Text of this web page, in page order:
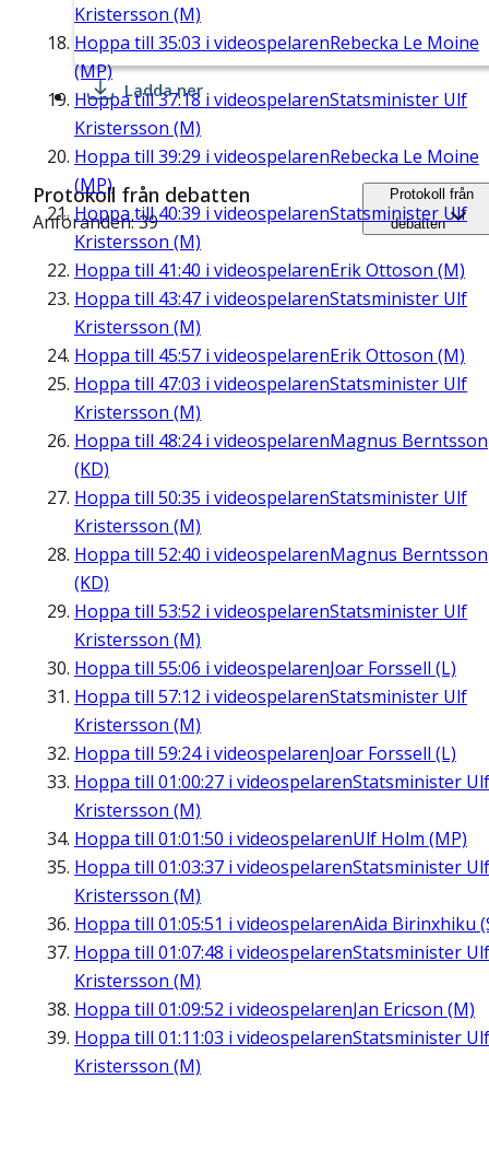
Kristersson (M)
Hoppa till 35:03 i videospelarenRebecka Le Moine
(MP)
Hoppa till37:18 i videospelarenStatsminister Ulf
Kristersson (M)
Hoppa till 39:29 i videospelarenRebecka Le Moine
(MP)
Hoppa till40:39 i videospelarenStatsminister Ulf
Kristersson (M)
Hoppa till 41:40 i videospelarenErik Ottoson (M)
Hoppa till 43:47 i videospelarenStatsminister Ulf
Kristersson (M)
Hoppa till 45:57 i videospelarenErik Ottoson (M)
Hoppa till 47:03 i videospelarenStatsminister Ulf
Kristersson (M)
Hoppa till 48:24i videospelarenMagnus Berntsson
(KD)
Hoppa till 50:35 i videospelarenStatsminister Ulf
Kristersson (M)
Hoppa till 52:40 i videospelarenMagnus Berntsson
(KD)
Hoppa till 53:52 i videospelarenStatsminister Ulf
Kristersson (M)
Hoppa till 55:06 i videospelarenJoar Forssell (L)
Hoppa till 57:12 i videospelarenStatsminister Ulf
Kristersson (M)
Hoppa till 59:24i videospelarenJoar Forssell (L)
Hoppa till 01:00:27 i videospelarenStatsminister Ulf
Kristersson (M)
Hoppa till 01:01:50 i videospelarenUlf Holm (MP)
Hoppa till 01:03:37 i videospelarenStatsminister Ulf
Kristersson (M)
Hoppa till 01:05:51 i videospelarenAida Birinxhiku
Hoppa till 01:07:48 i videospelarenStatsminister Ulf
Kristersson (M)
Hoppa till 01:09:52 i videospelarenJan Ericson (M)
Hoppa till 01:11:03 i videospelarenStatsminister Ulf
Kristersson (M)
Ladda ner
Protokoll från debatten
Anföranden: 39
Protokoll från
debatten